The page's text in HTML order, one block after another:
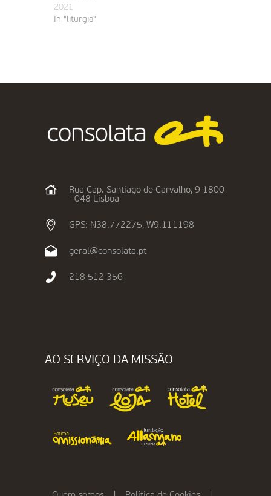
2021
In "liturgia"
Rua Cap. Santiago de Carvalho, 9 1800
- 048 Lisboa
GPS: N38.772275, W9.111198
geral@consolata.pt
218 512 356
AO SERVIÇO DA MISSÃO